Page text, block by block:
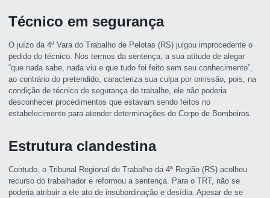
Técnico em segurança
O juízo da 4ª Vara do Trabalho de Pelotas (RS) julgou improcedente o
pedido do técnico. Nos termos da sentença, a sua atitude de alegar
“que nada sabe, nada viu e que tudo foi feito sem seu conhecimento”,
ao contrário do pretendido, caracteriza sua culpa por omissão, pois, na
condição de técnico de segurança do trabalho, ele não poderia
desconhecer procedimentos que estavam sendo feitos no
estabelecimento para atender determinações do Corpo de Bombeiros.
Estrutura clandestina
Contudo, o Tribunal Regional do Trabalho da 4ª Região (RS) acolheu
recurso do trabalhador e reformou a sentença. Para o TRT, não se
poderia atribuir a ele ato de insubordinação e desídia. Apesar de se